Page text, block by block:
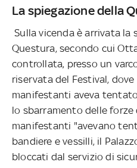
La spiegazione della
Sulla vicenda è arrivata la
Questura, secondo cui
controllata, presso un
riservata del Festival,
manifestanti aveva
lo sbarramento delle forze
manifestanti "avevano
bandiere e vessilli, il
bloccati dal servizio di